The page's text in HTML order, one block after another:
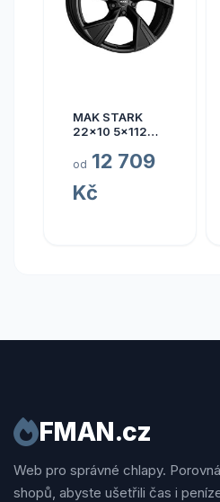
MAK STARK
22x10 5x112
od 12 709
Kč
FMAN.cz
Web pro správné chlapy.
shopů, abyste ušetřili čas i